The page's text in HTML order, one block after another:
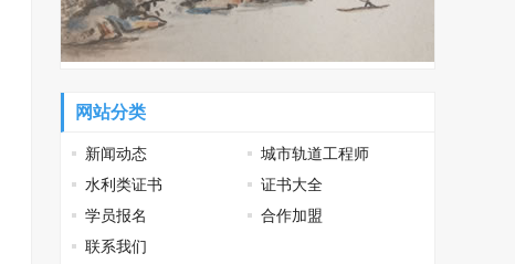
网站分类
新闻动态
城市轨道工程师
水利类证书
证书大全
学员报名
合作加盟
联系我们